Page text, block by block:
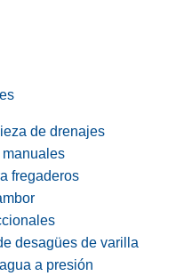
de drenajes
manuales
fregaderos
desagües de varilla
a presión